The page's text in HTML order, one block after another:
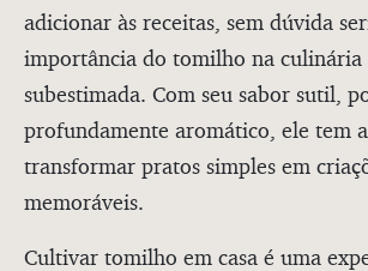
adicionar às receitas, sem dúvida
importância do tomilho na culinária
subestimada. Com seu sabor sutil,
profundamente aromático, ele tem
transformar pratos simples em
memoráveis.
Cultivar tomilho em casa é uma